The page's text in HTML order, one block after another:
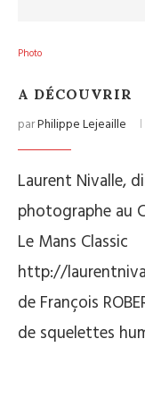
Photo
A DÉCOUVRIR
parPhilippe Lejeaille
Laurent Nivalle,
photographe au
Le Mans Classic
http://
de François
de squelettes